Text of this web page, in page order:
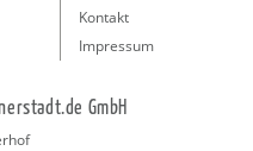
Kontakt
Impressum
GmbH